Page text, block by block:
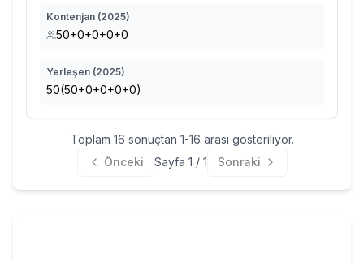
Kontenjan (2025)
50+0+0+0+0
Yerleşen (2025)
50(50+0+0+0+0)
Toplam 16 sonuçtan 1-16 arası gösteriliyor.
Önceki
Sayfa 1 / 1 Sonraki